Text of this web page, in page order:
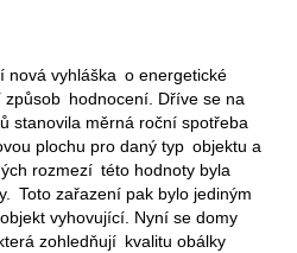
nová vyhláška o energetické
způsob hodnocení. Dříve se na
stanovila měrná roční spotřeba
plochu pro daný typ objektu a
rozmezí této hodnoty byla
Toto zařazení pak bylo jediným
vyhovující. Nyní se domy
zohledňují kvalitu obálky